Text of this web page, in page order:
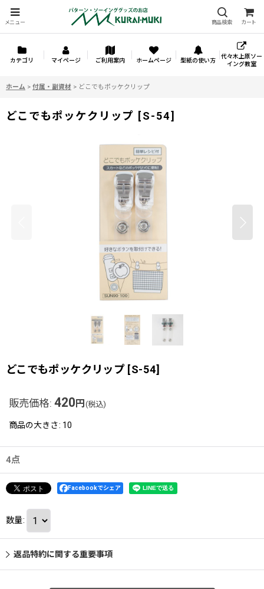
メニュー 商品検索 カート
カテゴリ マイページ ご利用案内 ホームページ 型紙の使い方
代々木上原ソー
イング教室
ホーム > 付属・副資材 > どこでもポッケクリップ
どこでもポッケクリップ [S-54]
どこでもポッケクリップ [S-54]
販売価格: 420 円 (税込)
商品の大きさ: 10
4点
Facebookでシェア
数量:
返品特約に関する重要事項